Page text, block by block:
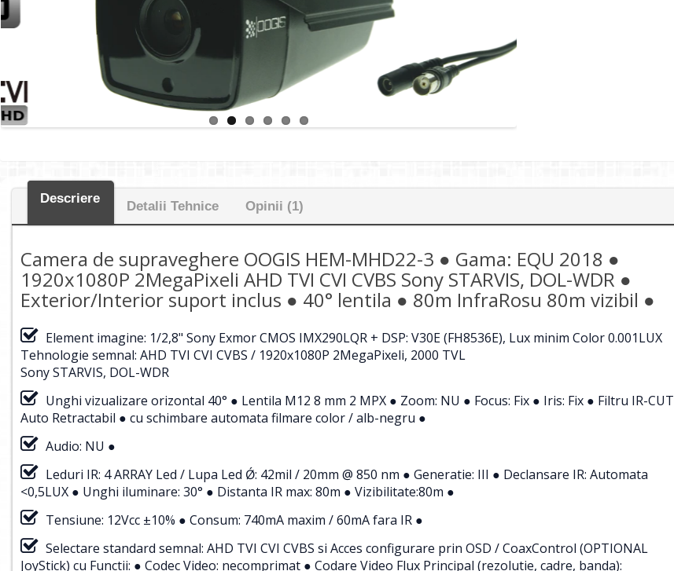
Descriere
Detalii Tehnice Opinii (1)
Camera de supraveghere OOGIS HEM-MHD22-3 ● Gama: EQU 2018 ●
1920x1080P 2MegaPixeli AHD TVI CVI CVBS Sony STARVIS, DOL-WDR ●
Exterior/Interior suport inclus ● 40° lentila ● 80m InfraRosu 80m vizibil ●
Element imagine: 1/2,8" Sony Exmor CMOS IMX290LQR + DSP: V30E (FH8536E), Lux minim Color 0.001LUX
Tehnologie semnal: AHD TVI CVI CVBS / 1920x1080P 2MegaPixeli, 2000 TVL
Sony STARVIS, DOL-WDR
Unghi vizualizare orizontal 40° ● Lentila M12 8 mm 2 MPX ● Zoom: NU ● Focus: Fix ● Iris: Fix ● Filtru IR-CUT
Auto Retractabil ● cu schimbare automata filmare color / alb-negru ●
Audio: NU ●
Leduri IR: 4 ARRAY Led / Lupa Led Ǿ: 42mil / 20mm @ 850 nm ● Generatie: III ● Declansare IR: Automata
<0,5LUX ● Unghi iluminare: 30° ● Distanta IR max: 80m ● Vizibilitate:80m ●
Tensiune: 12Vcc ±10% ● Consum: 740mA maxim / 60mA fara IR ●
Selectare standard semnal: AHD TVI CVI CVBS si Acces configurare prin OSD / CoaxControl (OPTIONAL
JoyStick) cu Functii: ● Codec Video: necomprimat ● Codare Video Flux Principal (rezolutie, cadre, banda):